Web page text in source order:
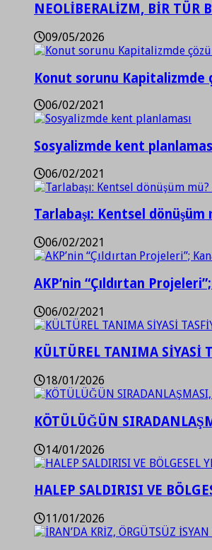
NEOLİBERALİZM, BİR TÜR
09/05/2026
Konut sorunu Kapitalizmde
06/02/2021
Sosyalizmde kent
06/02/2021
Tarlabaşı: Kentsel
06/02/2021
AKP’nin “Çıldırtan
06/02/2021
KÜLTÜREL TANIMA SİYASİ
18/01/2026
KÖTÜLÜĞÜN
14/01/2026
HALEP SALDIRISI VE
11/01/2026